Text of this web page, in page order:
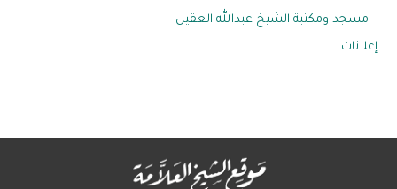
– مسجد ومكتبة الشيخ عبدالله العقيل
إعلانات